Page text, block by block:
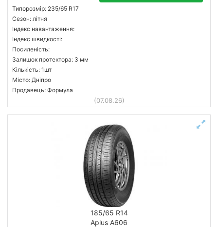
Типорозмір: 235/65 R17
Сезон: літня
Індекс навантаження:
Індекс швидкості:
Посиленість:
Залишок протектора: 3 мм
Кількість: 1шт
Місто: Дніпро
Продавець: Формула
(07.08.26)
185/65 R14
Aplus A606